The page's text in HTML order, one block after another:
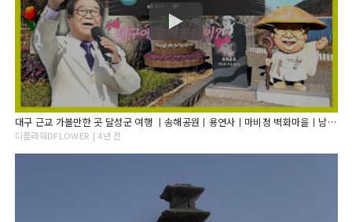
대구 근교 가볼만한 곳 달성군 여행 ㅣ송해공원ㅣ용연사ㅣ마비정 벽화마을ㅣ남평문씨 본리 세거지ㅣ화원 사문진 나루터 같이 떠나요~!
디플라워DFLOWER | 4년 전